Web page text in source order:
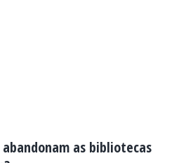
as bibliotecas